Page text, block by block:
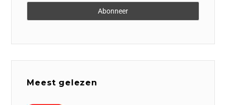
Meest gelezen